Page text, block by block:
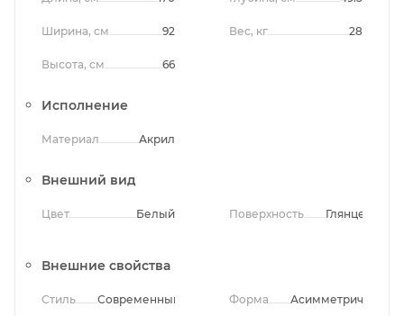
Ширина, см 92
Высота, см 66
Вес, кг 28
Исполнение
Материал Акрил
Внешний вид
Цвет Белый Поверхность Глянцевая
Внешние свойства
Стиль Современный Форма Асимметричная